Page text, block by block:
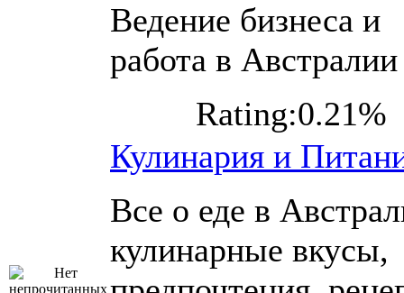
Ведение бизнеса и
работа в Австралии
Rating:0.21%
Кулинария и
Все о еде в
кулинарные вкусы,